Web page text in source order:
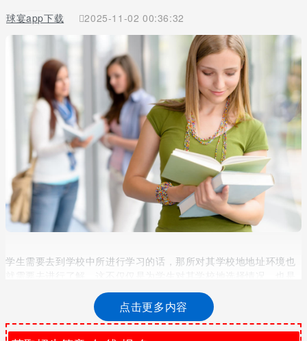
球宴app下载 2025-11-02 00:36:32
学生需要去到学校中所进行学习的话，那所对其学校地地址环境也
为了学生在去到学校中路途中是有着了解地，从而也就会考虑到自
己去到学校中的地址情况介绍。
太湖县技工学校地址：安徽省太湖县晋湖路368号
点击更多内容